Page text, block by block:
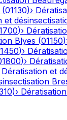
(01130)›
et
)›
Blyes (01150)
)›
)›
Dératisation et
)›